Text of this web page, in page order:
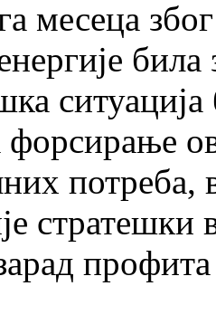
месеца
форсирање
потреба,